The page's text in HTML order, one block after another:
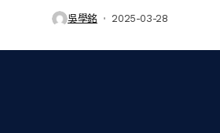
吳學銘 2025-03-28